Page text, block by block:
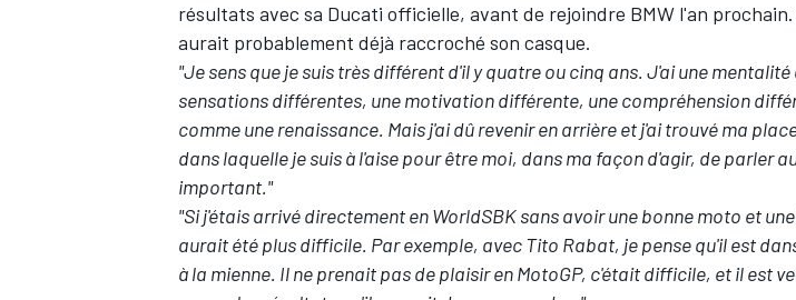
résultats avec sa Ducati officielle, avant de rejoindre BMW l'an prochain
aurait probablement déjà raccroché son casque.
"Je sens que je suis très différent d'il y quatre ou cinq ans. J'ai une
sensations différentes, une motivation différente, une compréhension
comme une renaissance. Mais j'ai dû revenir en arrière et j'ai trouvé ma
dans laquelle je suis à l'aise pour être moi, dans ma façon d'agir, de parler
important."
"Si j'étais arrivé directement en WorldSBK sans avoir une bonne moto et
aurait été plus difficile. Par exemple, avec Tito Rabat, je pense qu'il est
à la mienne. Il ne prenait pas de plaisir en MotoGP, c'était difficile, et il est